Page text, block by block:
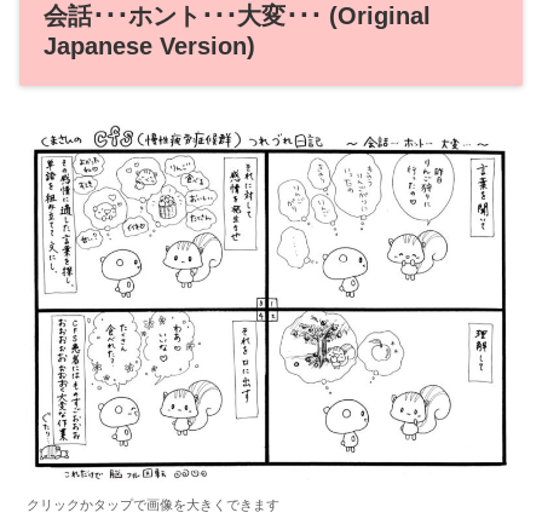
会話･･･ホント･･･大変･･･ (Original
Japanese Version)
クリックかタップで画像を大きくできます